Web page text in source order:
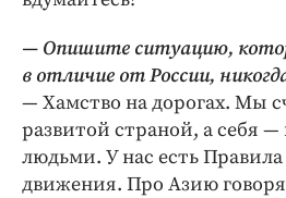
— Опишите ситуацию,
в отличие от России,
— Хамство на дорогах. Мы
развитой страной, а себя
людьми. У нас есть
движения. Про Азию